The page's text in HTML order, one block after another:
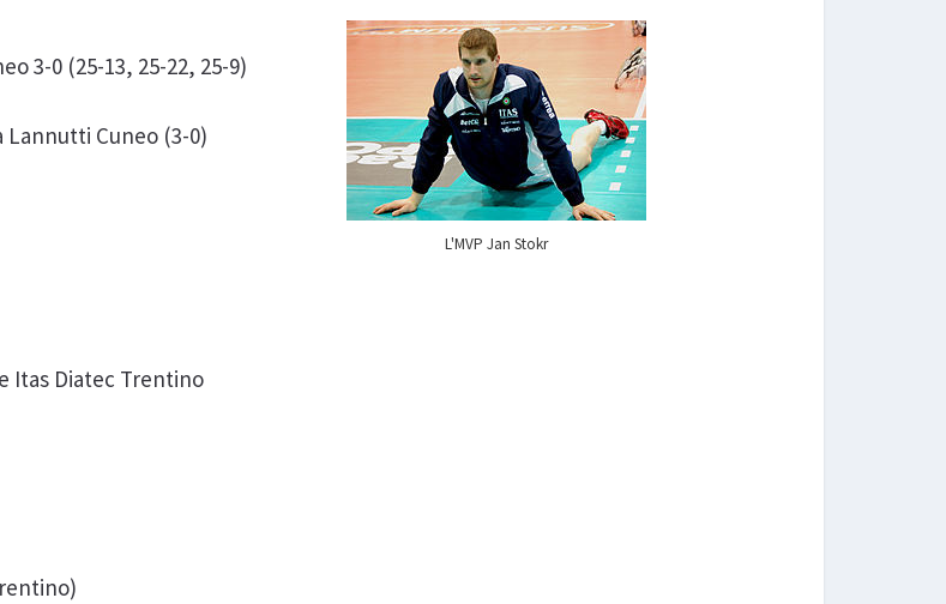
L'MVP Jan Stokr
3-0 (25-13, 25-22, 25-9)
Lannutti Cuneo (3-0)
Itas Diatec Trentino